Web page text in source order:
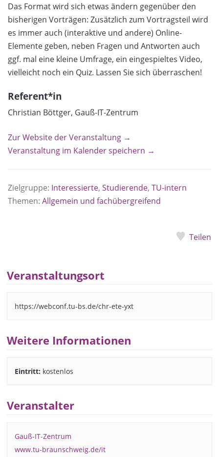
Das Format wird sich etwas ändern gegenüber den
bisherigen Vorträgen: Zusätzlich zum Vortragsteil wird
es immer auch (interaktive und andere) Online-
Elemente geben, neben Fragen und Antworten auch
ggf. mal eine kleine Umfrage, ein eingespieltes Video,
vielleicht noch ein Quiz. Lassen Sie sich überraschen!
Referent*in
Christian Böttger, Gauß-IT-Zentrum
Zur Website der Veranstaltung →
Veranstaltung im Kalender speichern →
Zielgruppe: Interessierte, Studierende, TU-intern
Themen: Allgemein und fachübergreifend
Teilen
Veranstaltungsort
https://webconf.tu-bs.de/chr-ete-yxt
Weitere Informationen
Eintritt: kostenlos
Veranstalter
Gauß-IT-Zentrum
www.tu-braunschweig.de/it